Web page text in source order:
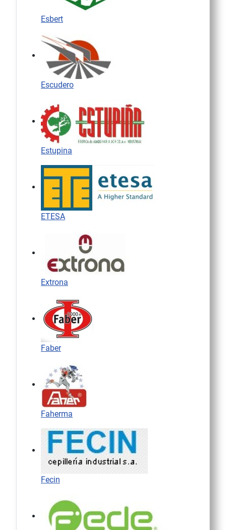
Esbert
Escudero
Estupina
ETESA
Extrona
Faber
Faherma
Fecin